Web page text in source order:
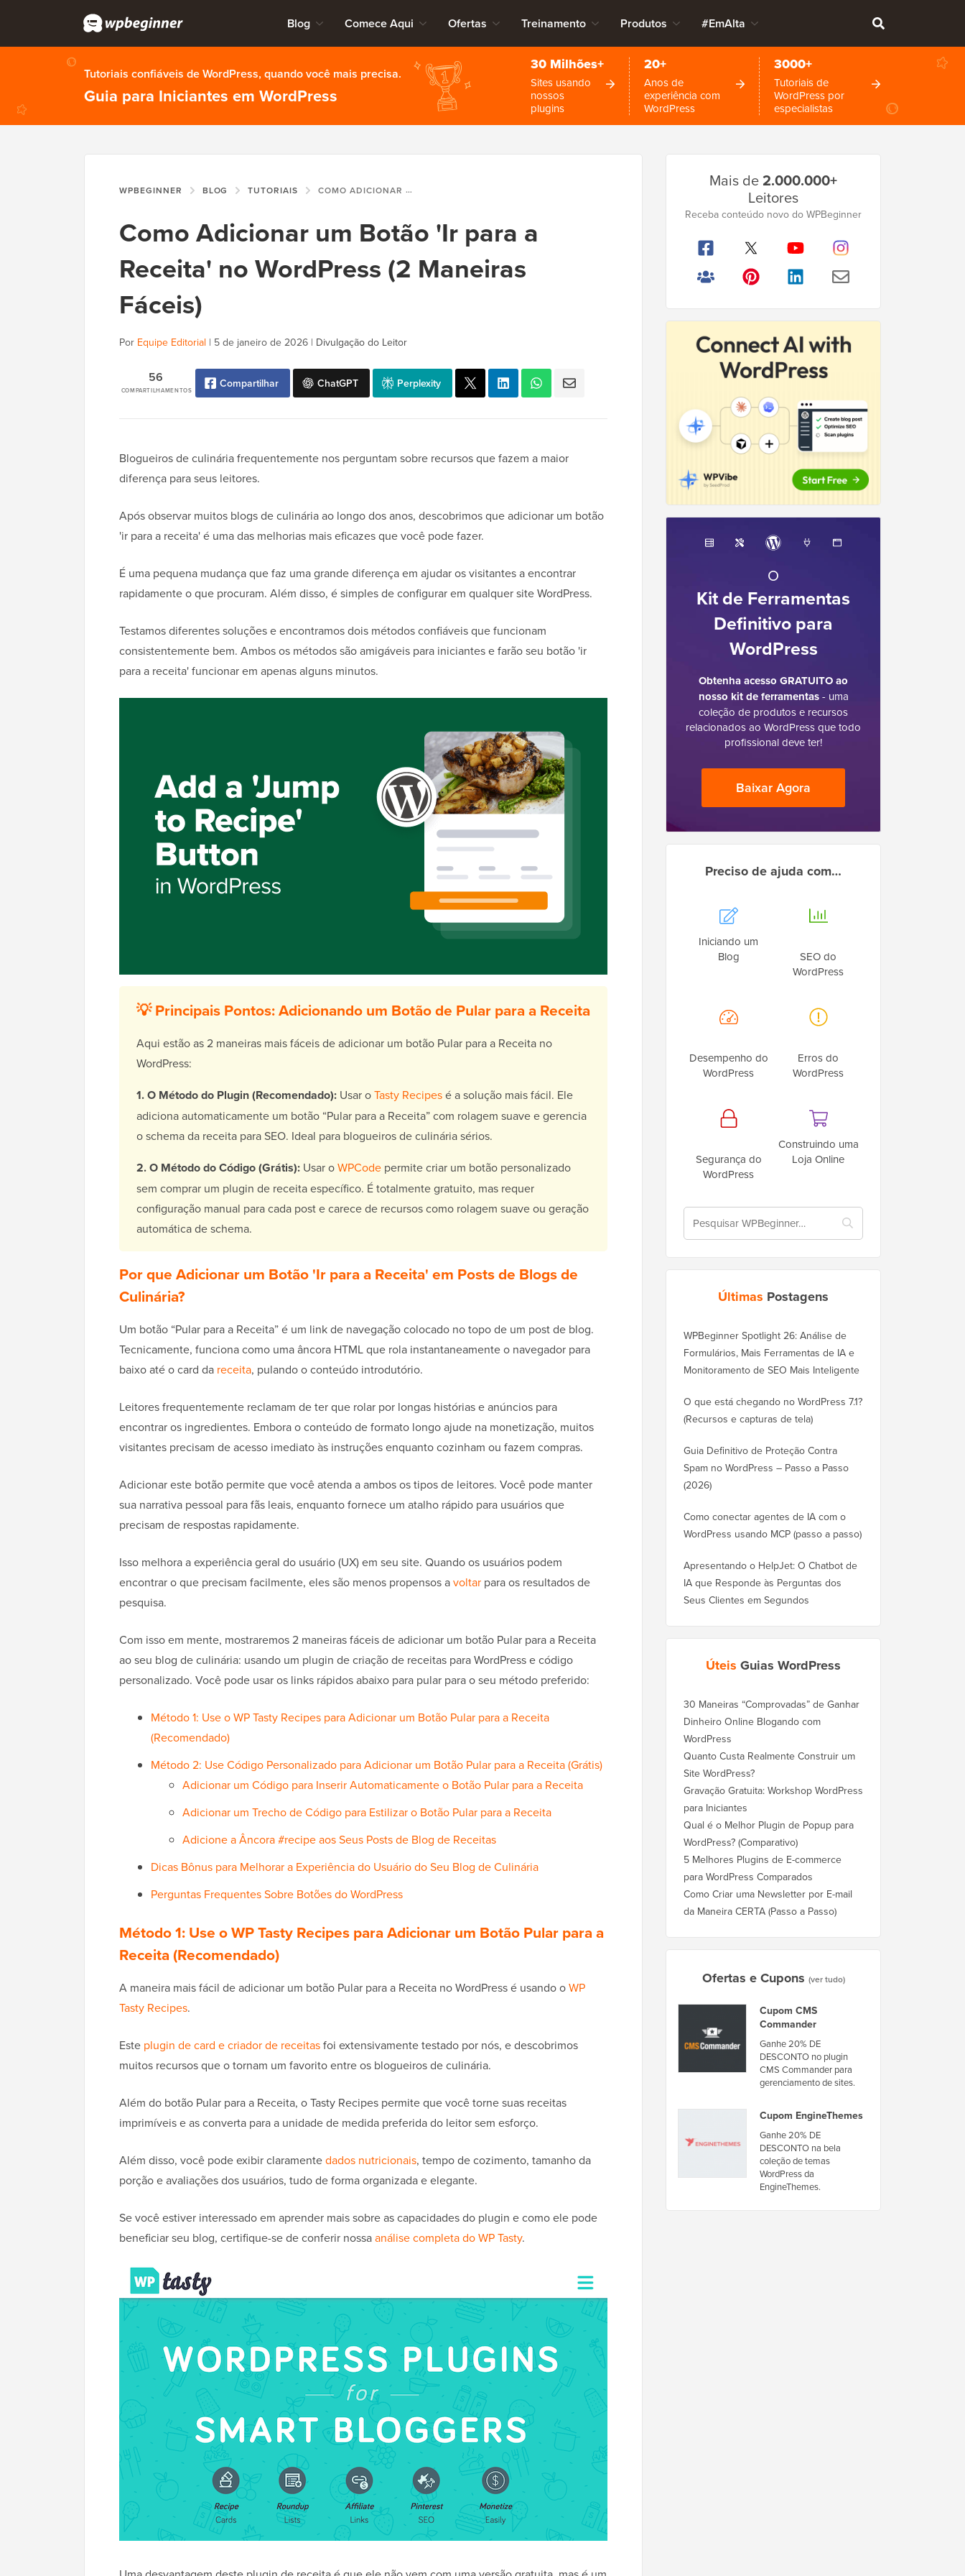
Blog Comece Aqui Ofertas Treinamento Produtos #EmAlta
Tutoriais confiáveis de WordPress, quando você mais precisa.
Guia para Iniciantes em WordPress
30 Milhões+
Sites usando
nossos
plugins
20+
Anos de
experiência com
WordPress
3000+
Tutoriais de
WordPress por
especialistas
WPBEGINNER BLOG TUTORIAIS COMO ADICIONAR UM BOTÃO 'IR PARA A RECEITA' NO WORDPRESS (2 MANEIRAS FÁCEIS)
Como Adicionar um Botão 'Ir para a
Receita' no WordPress (2 Maneiras
Fáceis)
Por Equipe Editorial | 5 de janeiro de 2026 | Divulgação do Leitor
COMPARTILHAMENTOS
56 Compartilhar ChatGPT Perplexity
Blogueiros de culinária frequentemente nos perguntam sobre recursos que fazem a maior
diferença para seus leitores.
Após observar muitos blogs de culinária ao longo dos anos, descobrimos que adicionar um botão
'ir para a receita' é uma das melhorias mais eficazes que você pode fazer.
É uma pequena mudança que faz uma grande diferença em ajudar os visitantes a encontrar
rapidamente o que procuram. Além disso, é simples de configurar em qualquer site WordPress.
Testamos diferentes soluções e encontramos dois métodos confiáveis que funcionam
consistentemente bem. Ambos os métodos são amigáveis para iniciantes e farão seu botão 'ir
para a receita' funcionar em apenas alguns minutos.
💡 Principais Pontos: Adicionando um Botão de Pular para a Receita
Aqui estão as 2 maneiras mais fáceis de adicionar um botão Pular para a Receita no
WordPress:
1. O Método do Plugin (Recomendado): Usar oTasty Recipesé a solução mais fácil. Ele
adiciona automaticamente um botão “Pular para a Receita” com rolagem suave e gerencia
o schema da receita para SEO. Ideal para blogueiros de culinária sérios.
2. O Método do Código (Grátis): Usar oWPCode permite criar um botão personalizado
sem comprar um plugin de receita específico. É totalmente gratuito, mas requer
configuração manual para cada post e carece de recursos como rolagem suave ou geração
automática de schema.
Por que Adicionar um Botão 'Ir para a Receita' em Posts de Blogs de
Culinária?
Um botão “Pular para a Receita” é um link de navegação colocado no topo de um post de blog.
Tecnicamente, funciona como uma âncora HTML que rola instantaneamente o navegador para
baixo até o card da receita, pulando o conteúdo introdutório.
Leitores frequentemente reclamam de ter que rolar por longas histórias e anúncios para
encontrar os ingredientes. Embora o conteúdo de formato longo ajude na monetização, muitos
visitantes precisam de acesso imediato às instruções enquanto cozinham ou fazem compras.
Adicionar este botão permite que você atenda a ambos os tipos de leitores. Você pode manter
sua narrativa pessoal para fãs leais, enquanto fornece um atalho rápido para usuários que
precisam de respostas rapidamente.
Isso melhora a experiência geral do usuário (UX) em seu site. Quando os usuários podem
encontrar o que precisam facilmente, eles são menos propensos avoltar para os resultados de
pesquisa.
Com isso em mente, mostraremos 2 maneiras fáceis de adicionar um botão Pular para a Receita
ao seu blog de culinária: usando um plugin de criação de receitas para WordPress e código
personalizado. Você pode usar os links rápidos abaixo para pular para o seu método preferido:
Método 1: Use o WP Tasty Recipes para Adicionar um Botão Pular para a Receita
(Recomendado)
Método 2: Use Código Personalizado para Adicionar um Botão Pular para a Receita (Grátis)
Adicionar um Código para Inserir Automaticamente o Botão Pular para a Receita
Adicionar um Trecho de Código para Estilizar o Botão Pular para a Receita
Adicione a Âncora #recipe aos Seus Posts de Blog de Receitas
Dicas Bônus para Melhorar a Experiência do Usuário do Seu Blog de Culinária
Perguntas Frequentes Sobre Botões do WordPress
Método 1: Use o WP Tasty Recipes para Adicionar um Botão Pular para a
Receita (Recomendado)
A maneira mais fácil de adicionar um botão Pular para a Receita no WordPress é usando oWP
Tasty Recipes.
Este plugin de card e criador de receitasfoi extensivamente testado por nós, e descobrimos
muitos recursos que o tornam um favorito entre os blogueiros de culinária.
Além do botão Pular para a Receita, o Tasty Recipes permite que você torne suas receitas
imprimíveis e as converta para a unidade de medida preferida do leitor sem esforço.
Além disso, você pode exibir claramentedados nutricionais, tempo de cozimento, tamanho da
porção e avaliações dos usuários, tudo de forma organizada e elegante.
Se você estiver interessado em aprender mais sobre as capacidades do plugin e como ele pode
beneficiar seu blog, certifique-se de conferir nossaanálise completa do WP Tasty.
Lateral
Principal
Mais de2.000.000+
Leitores
Receba conteúdo novo do WPBeginner
O
Kit de Ferramentas
Definitivo para
WordPress
Obtenha acesso GRATUITO ao
nosso kit de ferramentas- uma
coleção de produtos e recursos
relacionados ao WordPress que todo
profissional deve ter!
Baixar Agora
Preciso de ajuda com…
Iniciando um
Blog
SEO do
WordPress
Desempenho do
WordPress
Erros do
WordPress
Segurança do
WordPress
Construindo uma
Loja Online
Últimas Postagens
WPBeginner Spotlight 26: Análise de
Formulários, Mais Ferramentas de IA e
Monitoramento de SEO Mais Inteligente
O que está chegando no WordPress 7.1?
(Recursos e capturas de tela)
Guia Definitivo de Proteção Contra
Spam no WordPress – Passo a Passo
(2026)
Como conectar agentes de IA com o
WordPress usando MCP (passo a passo)
Apresentando o HelpJet: O Chatbot de
IA que Responde às Perguntas dos
Seus Clientes em Segundos
Úteis Guias WordPress
30 Maneiras “Comprovadas” de Ganhar
Dinheiro Online Blogando com
WordPress
Quanto Custa Realmente Construir um
Site WordPress?
Gravação Gratuita: Workshop WordPress
para Iniciantes
Qual é o Melhor Plugin de Popup para
WordPress? (Comparativo)
5 Melhores Plugins de E-commerce
para WordPress Comparados
Como Criar uma Newsletter por E-mail
da Maneira CERTA (Passo a Passo)
Ofertas e Cupons (ver tudo)
Cupom CMS
Commander
Ganhe 20% DE
DESCONTO no plugin
CMS Commander para
gerenciamento de sites.
Cupom EngineThemes
Ganhe 20% DE
DESCONTO na bela
coleção de temas
WordPress da
EngineThemes.